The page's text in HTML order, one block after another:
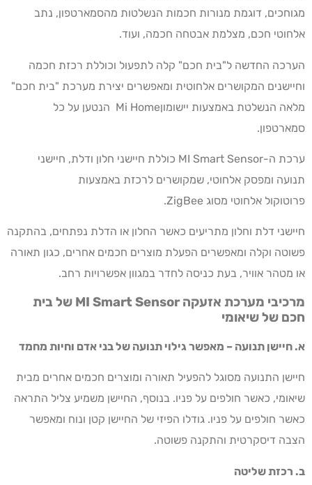
מגוחכים, דוגמת מנורות חכמות הנשלטות מהסמארטפון, נתב
אלחוטי חכם, מצלמת אבטחה חכמה, ועוד.
הערכה החדשה ל"בית חכם" קלה לתפעול וכוללת רכזת חכמה
וחיישנים המקושרים אלחוטית ומאפשרים יצירת מערכת "בית חכם"
מלאה הנשלטת באמצעות יישומוןMi Home הנטען על כל
סמארטפון.
ערכת ה-MI Smart Sensor כוללת חיישני חלון ודלת, חיישני
תנועה ומפסק אלחוטי, שמקושרים לרכזת באמצעות
פרוטוקול אלחוטי מסוג ZigBee.
חיישני דלת וחלון מתריעים כאשר החלון או הדלת נפתחים, בהתקנה
פשוטה וקלה ומאפשרים הפעלת מוצרים חכמים אחרים, כגון תאורה
או מטהר אוויר, בעת כניסה לחדר במגוון אפשרויות רחב.
מרכיבי מערכת אזעקהMI Smart Sensor של בית
חכם של שיאומי
א. חיישן תנועה – מאפשר גילוי תנועה של בני אדם וחיות מחמד
חיישן התנועה מסוגל להפעיל תאורה ומוצרים חכמים אחרים מבית
שיאומי, כאשר חולפים על פניו. בנוסף, החיישן משמיע צליל התראה
כאשר חולפים על פניו. גודלו הפיזי של החיישן קטן ונוח ומאפשר
הצבה דיסקרטית והתקנה פשוטה.
ב. רכזת שליטה